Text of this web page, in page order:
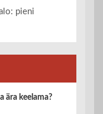
pieni
ära keelama?